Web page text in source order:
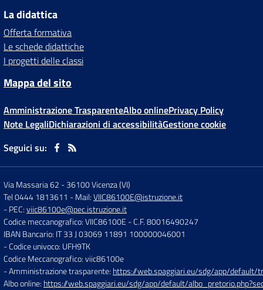
La didattica
Offerta formativa
Le schede didattiche
I progetti delle classi
Mappa del sito
Amministrazione TrasparenteAlbo onlinePrivacy Policy
Note LegaliDichiarazioni di accessibilitàGestione cookie
Seguici su:
Via Massaria 62 -36100 Vicenza (VI)
Tel 0444 1813611 - Mail:VIIC86100E@istruzione.it
- PEC:viic86100e@pec.istruzione.it
Codice meccanografico: VIIC86100E - C.F. 80016490247
IBAN Bancario: IT 33 J 03069 11891 100000046001
- Codice univoco: UFH9TK
Codice Meccanografico: viic86100e
- Amministrazione trasparente: https://web.spaggiari.eu/sdg/app/default/
Albo online: https://web.spaggiari.eu/sdg/app/default/